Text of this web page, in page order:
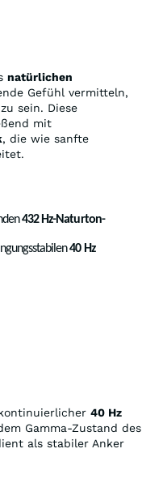
natürlichen
Gefühl vermitteln,
sein. Diese
mit
, die wie sanfte
432 Hz-Naturton-
40 Hz
40 Hz
Gamma-Zustand des
als stabiler Anker